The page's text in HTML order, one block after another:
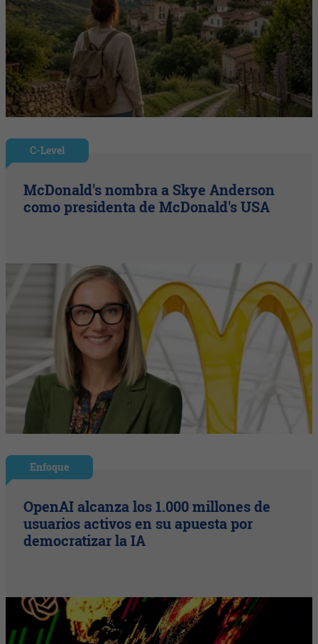
C-Level
McDonald's nombra a Skye Anderson
como presidenta de McDonald's USA
Enfoque
OpenAI alcanza los 1.000 millones de
usuarios activos en su apuesta por
democratizar la IA